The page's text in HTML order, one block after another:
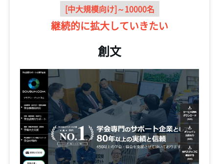
[中大規模向け]～10000名
継続的に拡大していきたい
創文